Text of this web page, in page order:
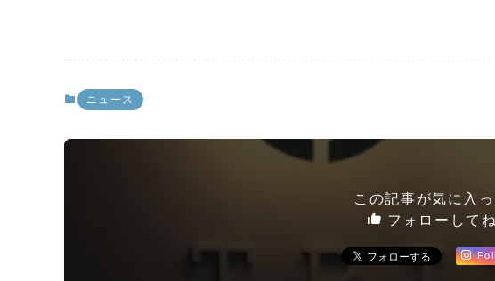
ニュース
この記事が気に入
フォローしてね